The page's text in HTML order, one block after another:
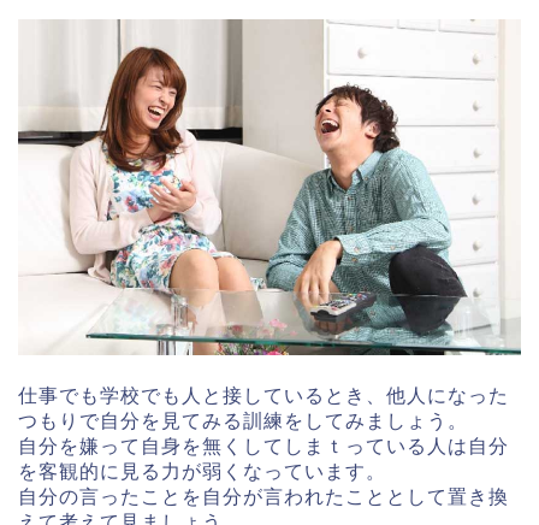
仕事でも学校でも人と接しているとき、他人になった
つもりで自分を見てみる訓練をしてみましょう。
自分を嫌って自身を無くしてしまｔっている人は自分
を客観的に見る力が弱くなっています。
自分の言ったことを自分が言われたこととして置き換